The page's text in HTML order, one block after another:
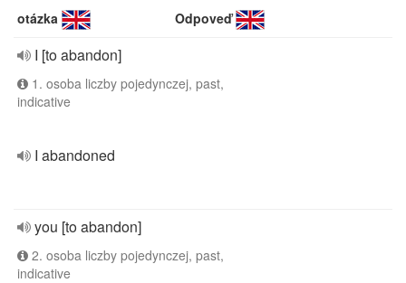
otázka Odpoveď
I [to abandon]
1. osoba liczby pojedynczej, past,
indicative
I abandoned
you [to abandon]
2. osoba liczby pojedynczej, past,
indicative